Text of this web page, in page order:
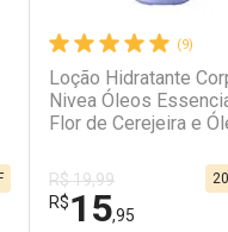
(9)
Loção Hidratante
Nivea Óleos
Flor de Cerejeira e
200ml
R$ 19,99
R$15,95